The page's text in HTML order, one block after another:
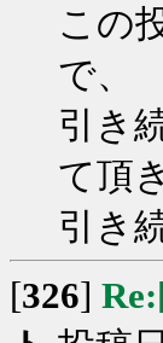
この
で、
引き
て頂
引き
[326]